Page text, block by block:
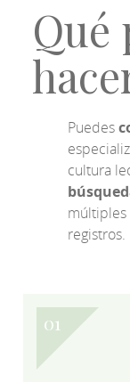
Qué
Puedes
cultura
múltiples
registros.